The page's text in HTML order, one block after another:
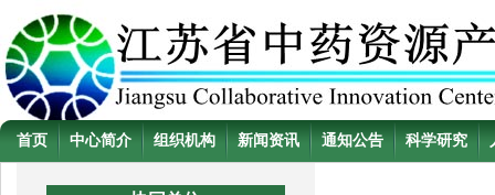
首页 中心简介 组织机构 新闻资讯 通知公告 科学研究